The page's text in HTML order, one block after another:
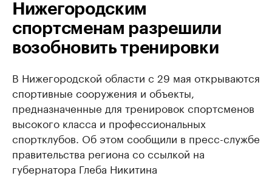
Нижегородским
спортсменам разрешили
возобновить тренировки
В Нижегородской области с 29 мая открываются
спортивные сооружения и объекты,
предназначенные для тренировок спортсменов
высокого класса и профессиональных
спортклубов. Об этом сообщили в пресс-службе
правительства региона со ссылкой на
губернатора Глеба Никитина